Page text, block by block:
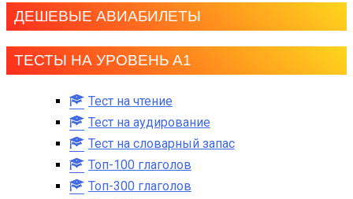
ДЕШЕВЫЕ АВИАБИЛЕТЫ
ТЕСТЫ НА УРОВЕНЬ А1
Тест на чтение
Тест на аудирование
Тест на словарный запас
Топ-100 глаголов
Топ-300 глаголов